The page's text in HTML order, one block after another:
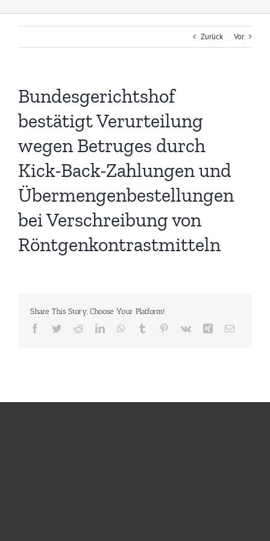
Zurück Vor
Bundesgerichtshof
bestätigt Verurteilung
wegen Betruges durch
Kick-Back-Zahlungen und
Übermengenbestellungen
bei Verschreibung von
Röntgenkontrastmitteln
Share This Story, Choose Your Platform!
Facebook
TwitterRedditLinkedInWhatsApp
Tumblr Pinterest
Vk Xing E-